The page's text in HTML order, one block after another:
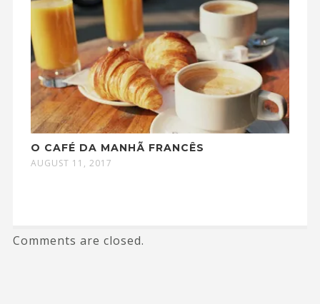
O CAFÉ DA MANHÃ FRANCÊS
AUGUST 11, 2017
Comments are closed.